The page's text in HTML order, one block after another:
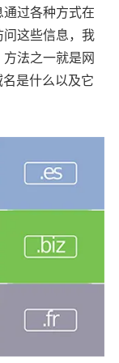
过各种方式在
这些信息，我
法之一就是网
是什么以及它